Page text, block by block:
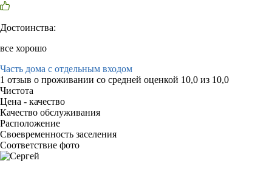
Достоинства:
все хорошо
Часть дома с отдельным входом
1 отзыв о проживании со средней оценкой 10,0 из 10,0
Чистота
Цена - качество
Качество обслуживания
Расположение
Своевременность заселения
Соответствие фото